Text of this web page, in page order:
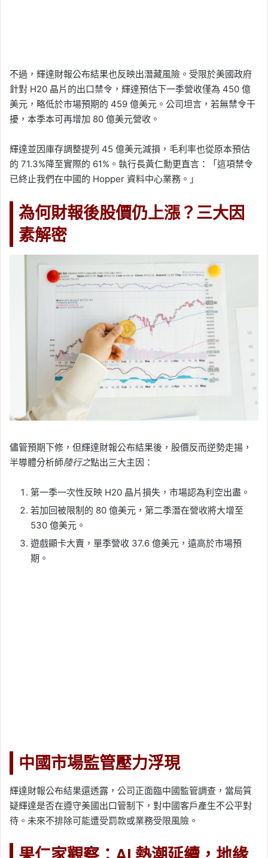
不過，輝達財報公布結果也反映出潛藏風險。受限於美國政府
針對 H20 晶片的出口禁令，輝達預估下一季營收僅為 450 億
美元，略低於市場預期的 459 億美元。公司坦言，若無禁令干
擾，本季本可再增加 80 億美元營收。
輝達並因庫存調整提列 45 億美元減損，毛利率也從原本預估
的 71.3%降至實際的 61%。執行長黃仁勳更直言：「這項禁令
已終止我們在中國的 Hopper 資料中心業務。」
為何財報後股價仍上漲？三大因
素解密
儘管預期下修，但輝達財報公布結果後，股價反而逆勢走揚，
半導體分析師陸行之點出三大主因：
第一季一次性反映 H20 晶片損失，市場認為利空出盡。
若加回被限制的 80 億美元，第二季潛在營收將大增至
530 億美元。
遊戲顯卡大賣，單季營收 37.6 億美元，遠高於市場預
期。
中國市場監管壓力浮現
輝達財報公布結果還透露，公司正面臨中國監管調查，當局質
疑輝達是否在遵守美國出口管制下，對中國客戶產生不公平對
待。未來不排除可能遭受罰款或業務受限風險。